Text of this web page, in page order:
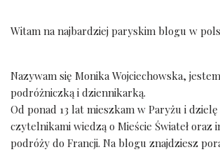
Witam na najbardziej paryskim blogu w
Nazywam się Monika Wojciechowska,
podróżniczką i dziennikarką.
Od ponad 13 lat mieszkam w Paryżu i dzielę
czytelnikami wiedzą o Mieście Świateł oraz
podróży do Francji. Na blogu znajdziesz